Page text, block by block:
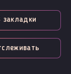
закладки